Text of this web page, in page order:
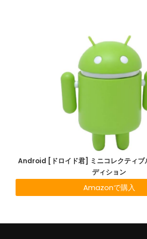
Android [ドロイド君] ミニコレクティブ
ディション
Amazonで購入